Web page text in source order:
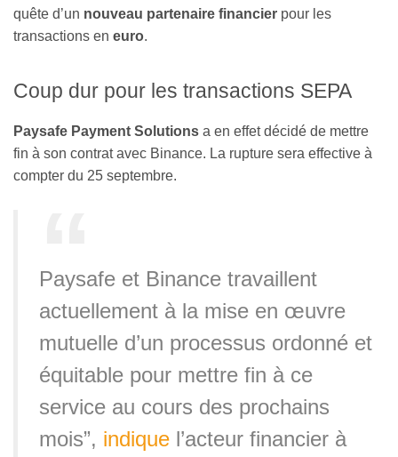
quête d’un nouveau partenaire financier pour les
transactions en euro.
Coup dur pour les transactions SEPA
Paysafe Payment Solutions a en effet décidé de mettre
fin à son contrat avec Binance. La rupture sera effective à
compter du 25 septembre.
Paysafe et Binance travaillent
actuellement à la mise en œuvre
mutuelle d’un processus ordonné et
équitable pour mettre fin à ce
service au cours des prochains
mois”, indique l’acteur financier à